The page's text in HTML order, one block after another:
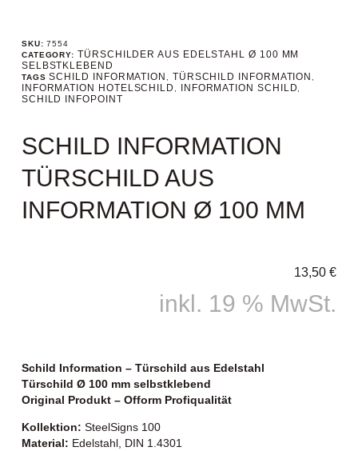
SKU:7554
CATEGORY: TÜRSCHILDER AUS EDELSTAHL Ø 100 MM
SELBSTKLEBEND
TAGS SCHILD INFORMATION TÜRSCHILD INFORMATION
INFORMATION HOTELSCHILD INFORMATION SCHILD
SCHILD INFOPOINT
SCHILD INFORMATION
TÜRSCHILD AUS
INFORMATION Ø 100 MM
13,50€
inkl. 19 % MwSt.
Schild Information – Türschild aus Edelstahl
Türschild Ø 100 mm selbstklebend
Original Produkt – Ofform Profiqualität
Kollektion: SteelSigns 100
Material: Edelstahl, DIN 1.4301